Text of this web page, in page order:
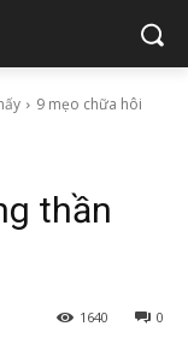
9 mẹo chữa hôi
thần
0
1640